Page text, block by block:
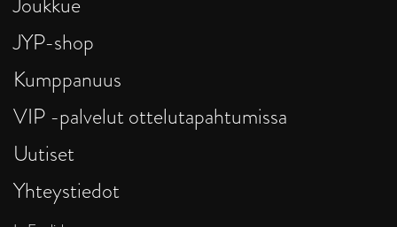
JYP-shop
Kumppanuus
VIP -palvelut ottelutapahtumissa
Uutiset
Yhteystiedot